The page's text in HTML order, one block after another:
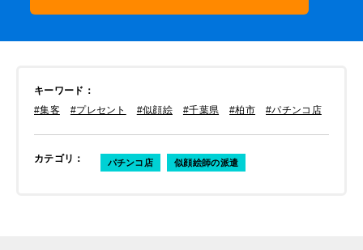
キーワード ：
#集客
#プレセント #似顔絵 #千葉県 #柏市 #パチンコ店
カテゴリ ： パチンコ店 似顔絵師の派遣